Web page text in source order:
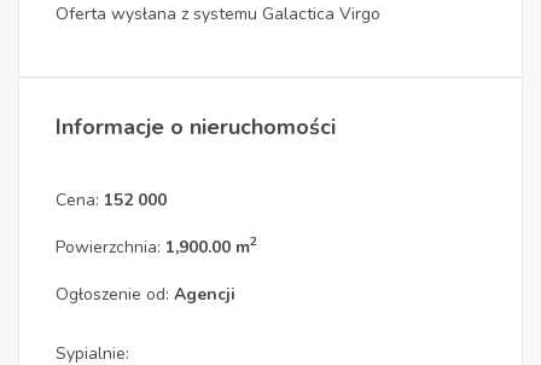
Oferta wysłana z systemu Galactica Virgo
Informacje o nieruchomości
Cena: 152 000
Powierzchnia: 1,900.00 m2
Ogłoszenie od: Agencji
Sypialnie: